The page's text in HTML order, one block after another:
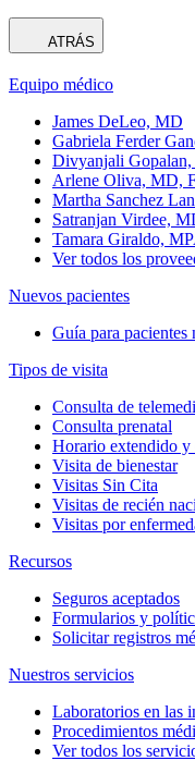
ATRÁS
Equipo médico
James DeLeo, MD
Gabriela Ferder
Divyanjali
Arlene Oliva, MD,
Martha Sanchez
Satranjan Virdee,
Tamara Giraldo,
Ver todos los
Nuevos pacientes
Guía para pacientes
Tipos de visita
Consulta de
Consulta prenatal
Horario extendido y
Visita de bienestar
Visitas Sin Cita
Visitas de recién
Visitas por
Recursos
Seguros aceptados
Formularios y
Solicitar registros
Nuestros servicios
Laboratorios en las
Procedimientos
Ver todos los